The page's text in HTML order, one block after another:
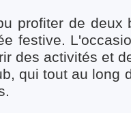
profiter de deux
festive.
des activités et
qui tout au long